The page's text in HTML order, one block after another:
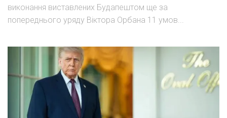
виконання виставлених Будапештом ще за
попереднього уряду Віктора Орбана 11 умов...